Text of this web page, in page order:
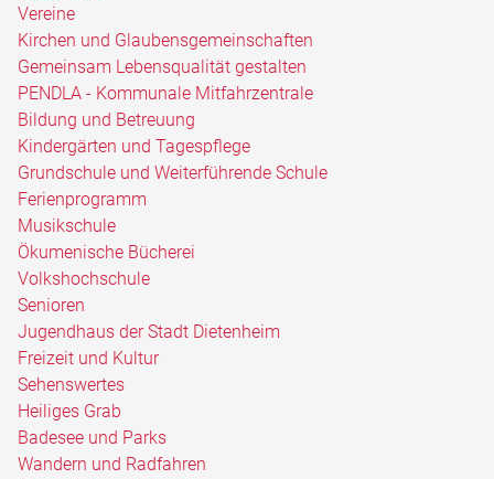
Vereine
Kirchen und Glaubensgemeinschaften
Gemeinsam Lebensqualität gestalten
PENDLA - Kommunale Mitfahrzentrale
Bildung und Betreuung
Kindergärten und Tagespflege
Grundschule und Weiterführende Schule
Ferienprogramm
Musikschule
Ökumenische Bücherei
Volkshochschule
Senioren
Jugendhaus der Stadt Dietenheim
Freizeit und Kultur
Sehenswertes
Heiliges Grab
Badesee und Parks
Wandern und Radfahren